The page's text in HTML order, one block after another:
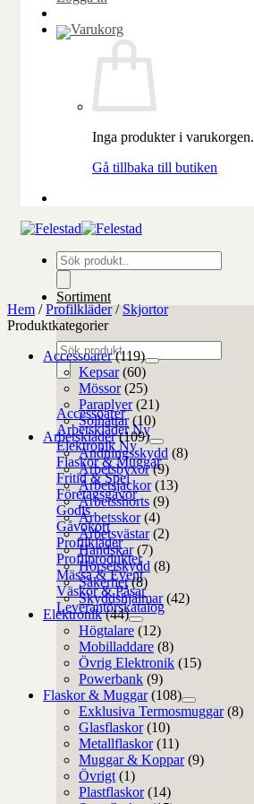
Inga produkter i varukorgen.
Gå tillbaka till butiken
Produktsökning
Sortiment
Produktsökning
Accessoarer
Arbetskläder
Elektronik
Flaskor & Muggar
Fritid & Spel
Företagsgåvor
Godis
Gåvokort
Profilkläder
Profilprodukter
Mässa & Event
Väskor & Påsar
Leverantörskatalog
Hem / Profilkläder / Skjortor
Produktkategorier
Accessoarer (119)
Kepsar (60)
Mössor (25)
Paraplyer (21)
Solhattar (10)
Arbetskläder (109)
Andningsskydd (8)
Arbetsbyxor (9)
Arbetsjackor (13)
Arbetsshorts (9)
Arbetsskor (4)
Arbetsvästar (2)
Handskar (7)
Hörselskydd (8)
Säkerhet (8)
Skyddshjälmar (42)
Elektronik (44)
Högtalare (12)
Mobilladdare (8)
Övrig Elektronik (15)
Powerbank (9)
Flaskor & Muggar (108)
Exklusiva Termosmuggar (8)
Glasflaskor (10)
Metallflaskor (11)
Muggar & Koppar (9)
Övrigt (1)
Plastflaskor (14)